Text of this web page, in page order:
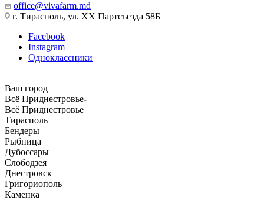
office@vivafarm.md
г. Тирасполь, ул. ХХ Партсъезда 58Б
Facebook
Instagram
Одноклассники
Ваш город
Всё Приднестровье
Всё Приднестровье
Тирасполь
Бендеры
Рыбница
Дубоссары
Слободзея
Днестровск
Григориополь
Каменка